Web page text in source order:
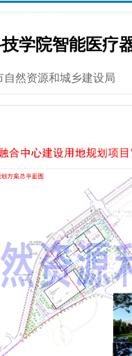
学院智能医疗
自然资源和城乡建设局